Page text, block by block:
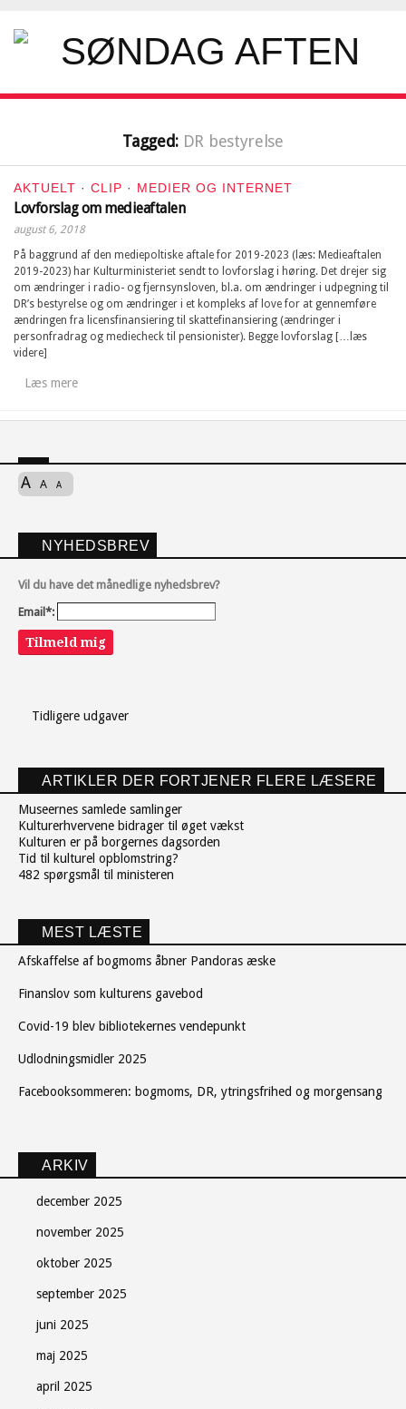
Tagged: DR bestyrelse
AKTUELT · CLIP · MEDIER OG INTERNET
Lovforslag om medieaftalen
august 6, 2018
På baggrund af den mediepoltiske aftale for 2019-2023 (læs: Medieaftalen
2019-2023) har Kulturministeriet sendt to lovforslag i høring. Det drejer sig
om ændringer i radio- og fjernsynsloven, bl.a. om ændringer i udpegning til
DR’s bestyrelse og om ændringer i et kompleks af love for at gennemføre
ændringen fra licensfinansiering til skattefinansiering (ændringer i
personfradrag og mediecheck til pensionister). Begge lovforslag […læs
videre]
Læs mere
A A A
NYHEDSBREV
Vil du have det månedlige nyhedsbrev?
Email*:
Tilmeld mig
Tidligere udgaver
ARTIKLER DER FORTJENER FLERE LÆSERE
Museernes samlede samlinger
Kulturerhvervene bidrager til øget vækst
Kulturen er på borgernes dagsorden
Tid til kulturel opblomstring?
482 spørgsmål til ministeren
MEST LÆSTE
Afskaffelse af bogmoms åbner Pandoras æske
Finanslov som kulturens gavebod
Covid-19 blev bibliotekernes vendepunkt
Udlodningsmidler 2025
Facebooksommeren: bogmoms, DR, ytringsfrihed og morgensang
ARKIV
december 2025
november 2025
oktober 2025
september 2025
juni 2025
maj 2025
april 2025